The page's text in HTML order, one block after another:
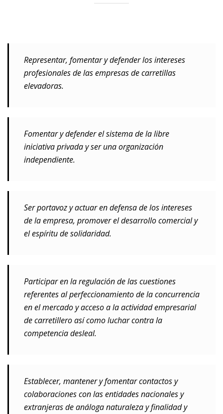
Representar, fomentar y defender los intereses
profesionales de las empresas de carretillas
elevadoras.
Fomentar y defender el sistema de la libre
iniciativa privada y ser una organización
independiente.
Ser portavoz y actuar en defensa de los intereses
de la empresa, promover el desarrollo comercial y
el espíritu de solidaridad.
Participar en la regulación de las cuestiones
referentes al perfeccionamiento de la concurrencia
en el mercado y acceso a la actividad empresarial
de carretillero así como luchar contra la
competencia desleal.
Establecer, mantener y fomentar contactos y
colaboraciones con las entidades nacionales y
extranjeras de análoga naturaleza y finalidad y